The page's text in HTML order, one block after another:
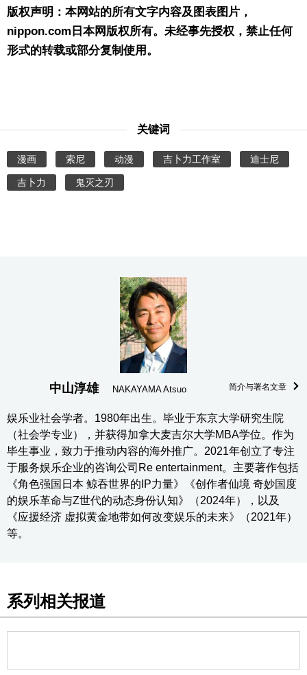
版权声明：本网站的所有文字内容及图表图片，
nippon.com日本网版权所有。未经事先授权，禁止任何
形式的转载或部分复制使用。
关键词
漫画 索尼 动漫 吉卜力工作室 迪士尼
吉卜力 鬼灭之刃
中山淳雄 NAKAYAMA Atsuo 简介与署名文章
娱乐业社会学者。1980年出生。毕业于东京大学研究生院
（社会学专业），并获得加拿大麦吉尔大学MBA学位。作为
毕生事业，致力于推动内容的海外推广。2021年创立了专注
于服务娱乐企业的咨询公司Re entertainment。主要著作包括
《角色强国日本 鲸吞世界的IP力量》《创作者仙境 奇妙国度
的娱乐革命与Z世代的动态身份认知》（2024年），以及
《应援经济 虚拟黄金地带如何改变娱乐的未来》（2021年）
等。
系列相关报道